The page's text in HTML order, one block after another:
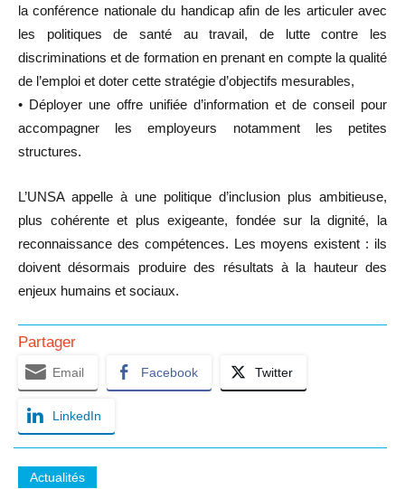
la conférence nationale du handicap afin de les articuler avec
les politiques de santé au travail, de lutte contre les
discriminations et de formation en prenant en compte la qualité
de l’emploi et doter cette stratégie d’objectifs mesurables,
• Déployer une offre unifiée d’information et de conseil pour
accompagner les employeurs notamment les petites
structures.
L’UNSA appelle à une politique d’inclusion plus ambitieuse,
plus cohérente et plus exigeante, fondée sur la dignité, la
reconnaissance des compétences. Les moyens existent : ils
doivent désormais produire des résultats à la hauteur des
enjeux humains et sociaux.
Partager
Email Facebook Twitter
LinkedIn
Actualités